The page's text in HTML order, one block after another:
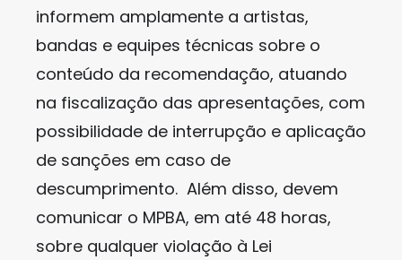
informem amplamente a artistas,
bandas e equipes técnicas sobre o
conteúdo da recomendação, atuando
na fiscalização das apresentações, com
possibilidade de interrupção e aplicação
de sanções em caso de
descumprimento. Além disso, devem
comunicar o MPBA, em até 48 horas,
sobre qualquer violação à Lei